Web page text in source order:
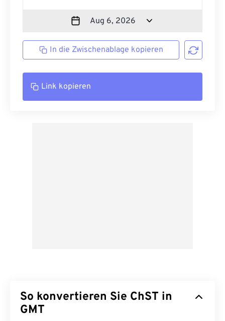
In die Zwischenablage kopieren
Link kopieren
So konvertieren Sie ChST in
GMT